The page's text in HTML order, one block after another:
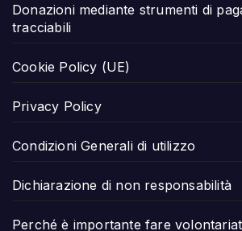
Donazioni mediante strumenti di
tracciabili
Cookie Policy (UE)
Privacy Policy
Condizioni Generali di utilizzo
Dichiarazione di non responsabilità
Perché è importante fare